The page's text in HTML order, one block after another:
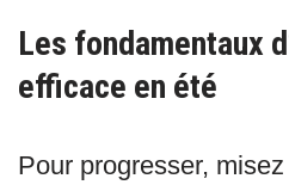
Les fondamentaux
efficace en été
Pour progresser,